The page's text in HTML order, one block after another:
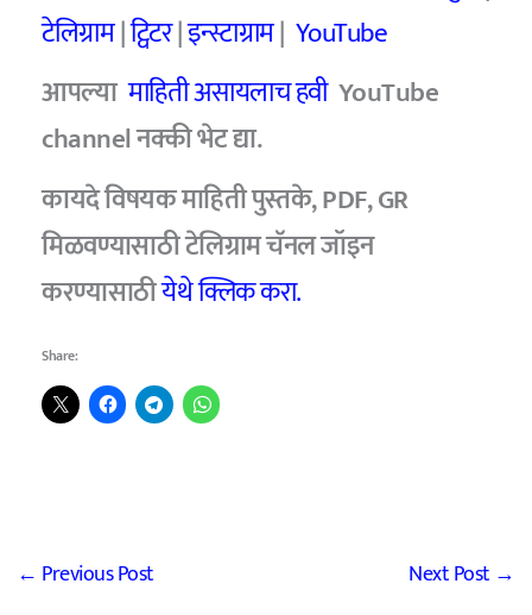
टेलिग्राम|ट्विटर|इन्स्टाग्राम| YouTube
आपल्या माहिती असायलाच हवी YouTube
channelनक्की भेट द्या.
कायदे विषयक माहिती पुस्तके, PDF, GR
मिळवण्यासाठी टेलिग्राम चॅनल जॉइन
करण्यासाठीयेथे क्लिक करा.
Share:
← Previous Post Next Post →